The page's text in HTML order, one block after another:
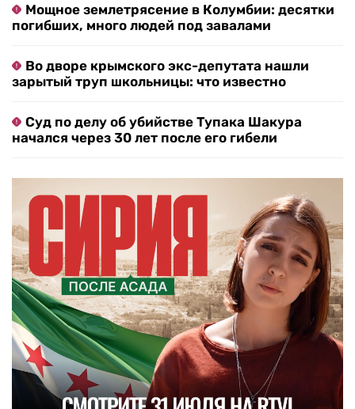
Мощное землетрясение в Колумбии: десятки
погибших, много людей под завалами
Во дворе крымского экс-депутата нашли
зарытый труп школьницы: что известно
Суд по делу об убийстве Тупака Шакура
начался через 30 лет после его гибели